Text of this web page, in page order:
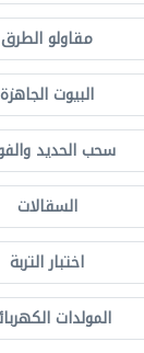
مقاولو الطرق
البيوت الجاهزة
سحب الحديد
السقالات
اختبار التربة
المولدات